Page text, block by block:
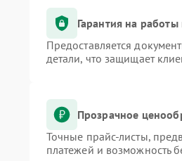
Гарантия на работы
Предоставляется
детали, что защищает
Прозрачное
Точные прайс-листы,
платежей и возможность